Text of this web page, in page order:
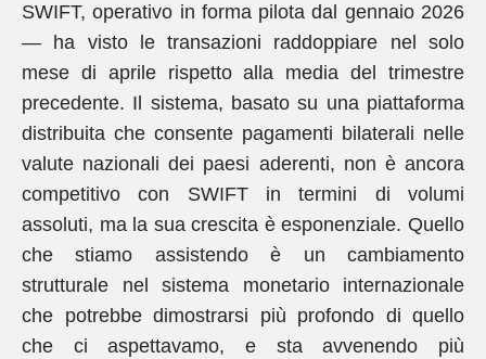
SWIFT, operativo in forma pilota dal gennaio 2026
— ha visto le transazioni raddoppiare nel solo
mese di aprile rispetto alla media del trimestre
precedente. Il sistema, basato su una piattaforma
distribuita che consente pagamenti bilaterali nelle
valute nazionali dei paesi aderenti, non è ancora
competitivo con SWIFT in termini di volumi
assoluti, ma la sua crescita è esponenziale. Quello
che stiamo assistendo è un cambiamento
strutturale nel sistema monetario internazionale
che potrebbe dimostrarsi più profondo di quello
che ci aspettavamo, e sta avvenendo più